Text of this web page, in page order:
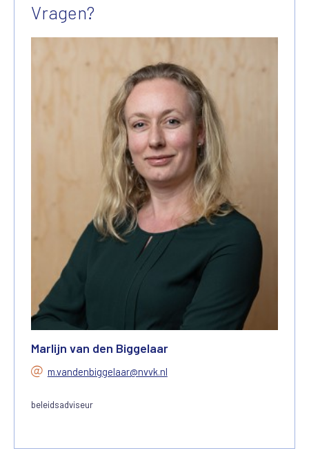
Vragen?
Marlijn van den Biggelaar
m.vandenbiggelaar@nvvk.nl
beleidsadviseur